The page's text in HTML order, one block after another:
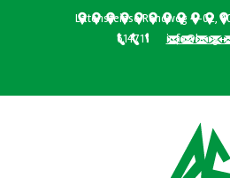
Latensteinse Rondweg 4-02,
614711
info@berg-